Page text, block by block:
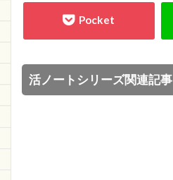
活ノートシリーズ関連記事